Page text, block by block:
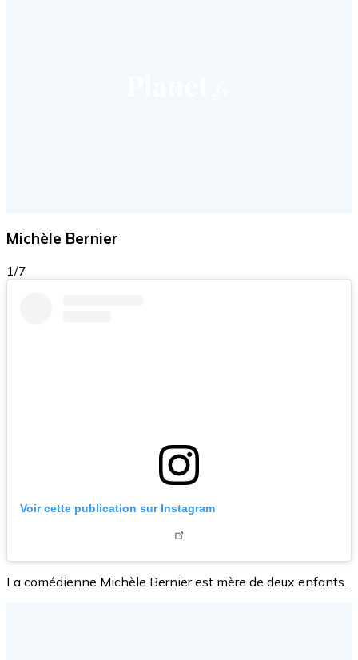
Michèle Bernier
1/7
Voir cette publication sur Instagram
La comédienne Michèle Bernier est mère de deux enfants.